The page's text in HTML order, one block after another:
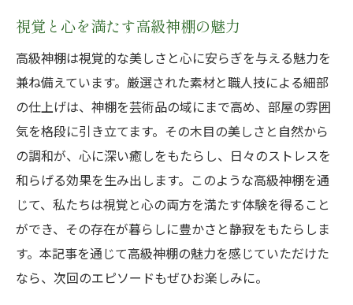
視覚と心を満たす高級神棚の魅力
高級神棚は視覚的な美しさと心に安らぎを与える魅力を
兼ね備えています。厳選された素材と職人技による細部
の仕上げは、神棚を芸術品の域にまで高め、部屋の雰囲
気を格段に引き立てます。その木目の美しさと自然から
の調和が、心に深い癒しをもたらし、日々のストレスを
和らげる効果を生み出します。このような高級神棚を通
じて、私たちは視覚と心の両方を満たす体験を得ること
ができ、その存在が暮らしに豊かさと静寂をもたらしま
す。本記事を通じて高級神棚の魅力を感じていただけた
なら、次回のエピソードもぜひお楽しみに。